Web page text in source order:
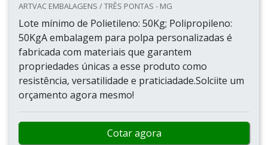
ARTVAC EMBALAGENS / TRÊS PONTAS - MG
Lote mínimo de Polietileno: 50Kg; Polipropileno:
50KgA embalagem para polpa personalizadas é
fabricada com materiais que garantem
propriedades únicas a esse produto como
resistência, versatilidade e praticiadade.Solciite um
orçamento agora mesmo!
Cotar agora